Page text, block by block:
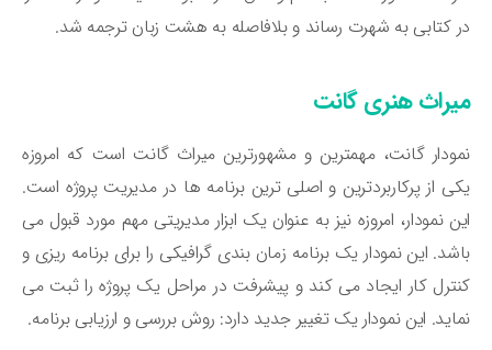
کتابی به شهرت رساند و بلافاصله به هشت زبان ترجمه شد.
هنری گانت
گانت، مهمترین و مشهورترین میراث گانت است که امروزه
از پرکاربردترین و اصلی ترین برنامه ها در مدیریت پروژه است.
نمودار، امروزه نیز به عنوان یک ابزار مدیریتی مهم مورد قبول می
این نمودار یک برنامه زمان بندی گرافیکی را برای برنامه ریزی و
کار ایجاد می کند و پیشرفت در مراحل یک پروژه را ثبت می
این نمودار یک تغییر جدید دارد: روش بررسی و ارزیابی برنامه.